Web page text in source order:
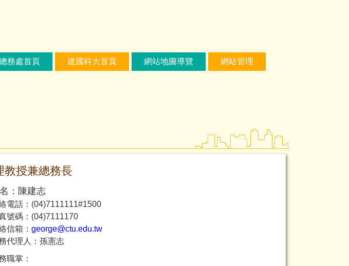
務處首頁 建國科大首頁 網站地圖導覽 網站管理
教授兼總務長
：陳建志
電話：(04)7111111#1500
號碼：(04)7111170
信箱： george@ctu.edu.tw
代理人：孫憲志
職掌：